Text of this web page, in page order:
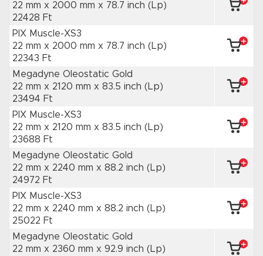
22 mm x 2000 mm x 78.7 inch (Lp)
22428 Ft
PIX Muscle-XS3
22 mm x 2000 mm x 78.7 inch (Lp)
22343 Ft
Megadyne Oleostatic Gold
22 mm x 2120 mm x 83.5 inch (Lp)
23494 Ft
PIX Muscle-XS3
22 mm x 2120 mm x 83.5 inch (Lp)
23688 Ft
Megadyne Oleostatic Gold
22 mm x 2240 mm x 88.2 inch (Lp)
24972 Ft
PIX Muscle-XS3
22 mm x 2240 mm x 88.2 inch (Lp)
25022 Ft
Megadyne Oleostatic Gold
22 mm x 2360 mm x 92.9 inch (Lp)